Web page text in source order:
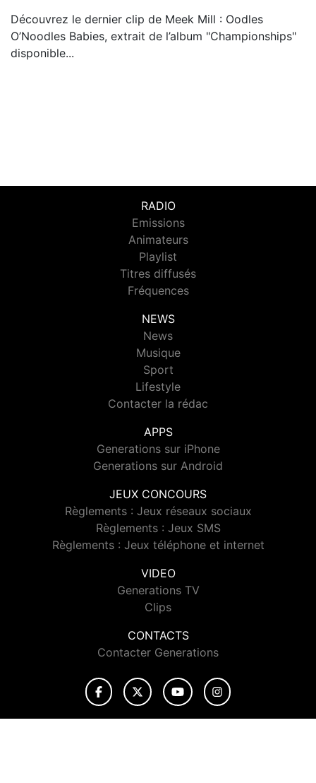
Découvrez le dernier clip de Meek Mill : Oodles
O’Noodles Babies, extrait de l’album "Championships"
disponible...
RADIO
Emissions
Animateurs
Playlist
Titres diffusés
Fréquences
NEWS
News
Musique
Sport
Lifestyle
Contacter la rédac
APPS
Generations sur iPhone
Generations sur Android
JEUX CONCOURS
Règlements : Jeux réseaux sociaux
Règlements : Jeux SMS
Règlements : Jeux téléphone et internet
VIDEO
Generations TV
Clips
CONTACTS
Contacter Generations